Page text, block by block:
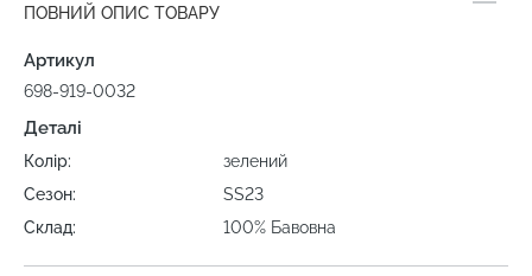
ПОВНИЙ ОПИС ТОВАРУ
Артикул
698-919-0032
Деталі
Колір:
зелений
Сезон:
SS23
Склад:
100% Бавовна